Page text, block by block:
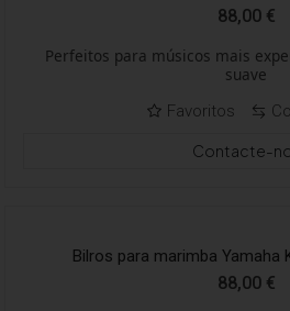
88,00 €
Perfeitos para músicos mais
suave
Favoritos
Contacte-
Bilros para marimba Yamaha
88,00 €